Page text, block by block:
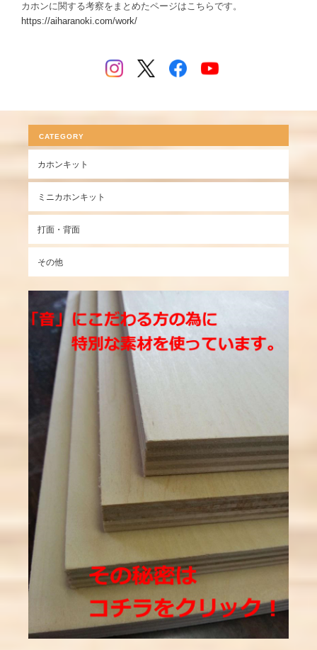
カホンに関する考察をまとめたページはこちらです。
https://aiharanoki.com/work/
CATEGORY
カホンキット
ミニカホンキット
打面・背面
その他